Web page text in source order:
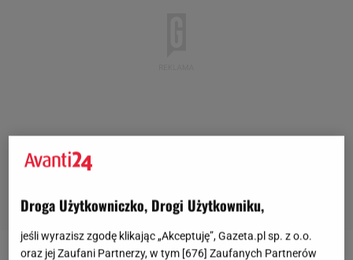
Droga Użytkowniczko, Drogi Użytkowniku,
jeśli wyrazisz zgodę klikając „Akceptuję”, Gazeta.pl sp. z o.o.
oraz jej Zaufani Partnerzy, w tym [676] Zaufanych Partnerów